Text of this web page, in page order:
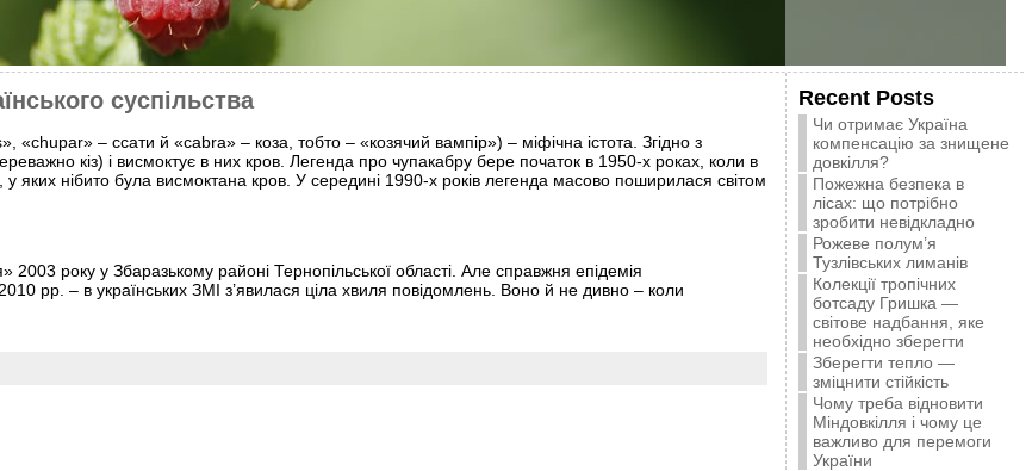
суспільства
«chupar» – ссати й «cabra» – коза, тобто – «козячий вампір») – міфічна істота. Згідно з
кіз) і висмоктує в них кров. Легенда про чупакабру бере початок в 1950-х роках, коли в
у яких нібито була висмоктана кров. У середині 1990-х років легенда масово поширилася світом
2003 року у Збаразькому районі Тернопільської області. Але справжня епідемія
рр. – в українських ЗМІ з’явилася ціла хвиля повідомлень. Воно й не дивно – коли
Recent Posts
Чи отримає Україна
компенсацію за знищене
довкілля?
Пожежна безпека в
лісах: що потрібно
зробити невідкладно
Рожеве полум’я
Тузлівських лиманів
Колекції тропічних
ботсаду Гришка —
світове надбання, яке
необхідно зберегти
Зберегти тепло —
зміцнити стійкість
Чому треба відновити
Міндовкілля і чому це
важливо для перемоги
України